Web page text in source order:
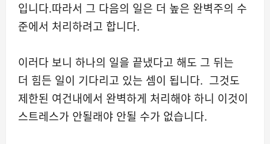
입니다.따라서 그 다음의 일은 더 높은 완벽주의 수
준에서 처리하려고 합니다.
이러다 보니 하나의 일을 끝냈다고 해도 그 뒤는
더 힘든 일이 기다리고 있는 셈이 됩니다. 그것도
제한된 여건내에서 완벽하게 처리해야 하니 이것이
스트레스가 안될래야 안될 수가 없습니다.